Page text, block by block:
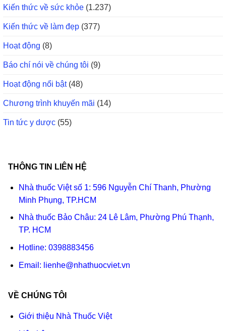
Kiến thức về sức khỏe (1.237)
Kiến thức về làm đẹp (377)
Hoạt động (8)
Báo chí nói về chúng tôi (9)
Hoạt động nổi bật(48)
Chương trình khuyến mãi (14)
Tin tức y dược (55)
THÔNG TIN LIÊN HỆ
Nhà thuốc Việt số 1: 596 Nguyễn Chí Thanh, Phường
Minh Phụng, TP.HCM
Nhà thuốc Bảo Châu: 24 Lê Lâm, Phường Phú Thạnh,
TP. HCM
Hotline: 0398883456
Email: lienhe@nhathuocviet.vn
VỀ CHÚNG TÔI
Giới thiệu Nhà Thuốc Việt